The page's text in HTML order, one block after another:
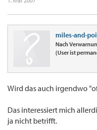
miles-and-
Nach
(User ist
Wird das auch irgendwo
Das interessiert mich
ja nicht betrifft.